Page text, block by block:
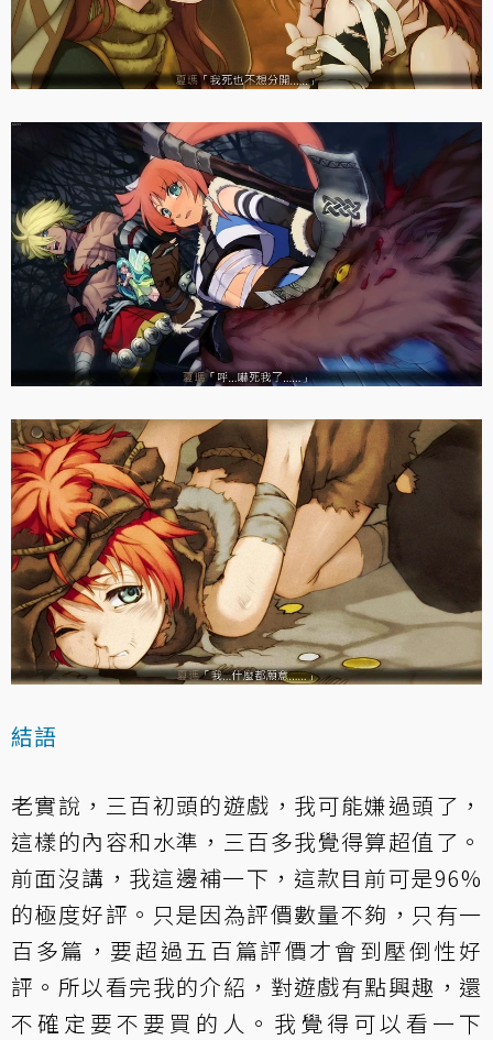
結語
老實說，三百初頭的遊戲，我可能嫌過頭了，
這樣的內容和水準，三百多我覺得算超值了。
前面沒講，我這邊補一下，這款目前可是96%
的極度好評。只是因為評價數量不夠，只有一
百多篇，要超過五百篇評價才會到壓倒性好
評。所以看完我的介紹，對遊戲有點興趣，還
不確定要不要買的人。我覺得可以看一下